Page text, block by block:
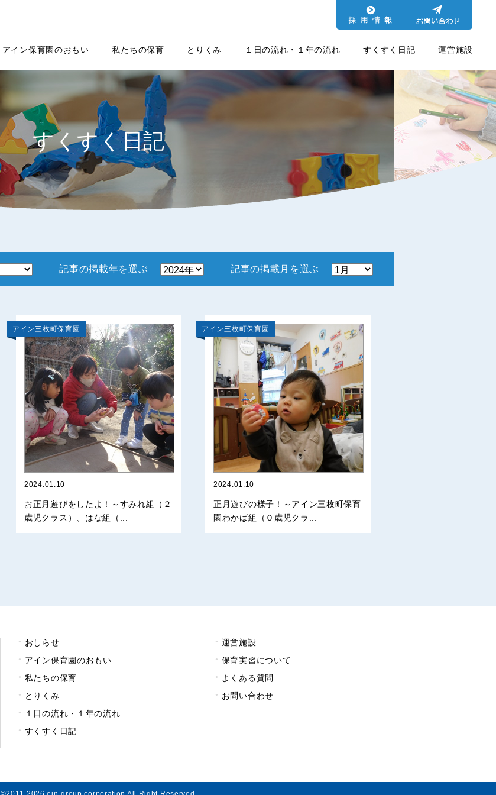
アイン保育園のおもい 私たちの保育 とりくみ １日の流れ・１年の流れ すくすく日記 運営施設
すくすく日記
記事の掲載年を選ぶ 記事の掲載月を選ぶ
アイン三枚町保育園
2024.01.10
お正月遊びをしたよ！～すみれ組（２
歳児クラス）、はな組（...
アイン三枚町保育園
2024.01.10
正月遊びの様子！～アイン三枚町保育
園わかば組（０歳児クラ...
おしらせ
アイン保育園のおもい
私たちの保育
とりくみ
１日の流れ・１年の流れ
すくすく日記
運営施設
保育実習について
よくある質問
お問い合わせ